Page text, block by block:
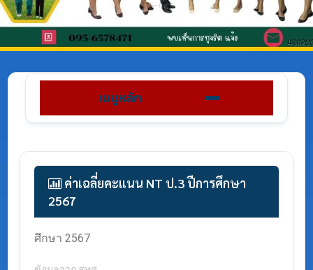
เมนูหลัก
ค่าเฉลี่ยคะแนน NT ป.3 ปีการศึกษา
2567
ศึกษา 2567